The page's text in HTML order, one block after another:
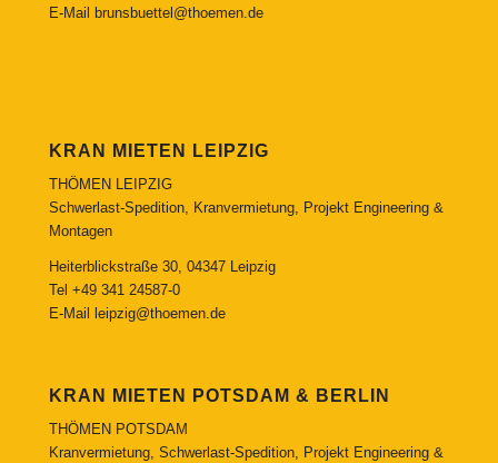
E-Mail
brunsbuettel@thoemen.de
KRAN MIETEN LEIPZIG
THÖMEN LEIPZIG
Schwerlast-Spedition, Kranvermietung, Projekt Engineering &
Montagen
Heiterblickstraße 30, 04347 Leipzig
Tel +49 341 24587-0
E-Mail
leipzig@thoemen.de
KRAN MIETEN POTSDAM & BERLIN
THÖMEN POTSDAM
Kranvermietung, Schwerlast-Spedition, Projekt Engineering &